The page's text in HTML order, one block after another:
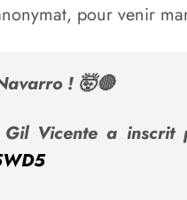
pour venir
! 🤯🔴
Gil Vicente a